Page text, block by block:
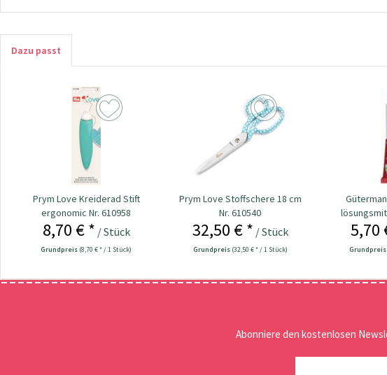
Dazu passt
Prym Love Kreiderad Stift
ergonomic Nr. 610958
8,70 € * / Stück
Grundpreis (8,70 € * / 1 Stück)
Prym Love Stoffschere 18 cm
Nr. 610540
32,50 € * / Stück
Grundpreis (32,50 € * / 1 Stück)
5,70
Grundpreis
Abonniere den kostenlosen